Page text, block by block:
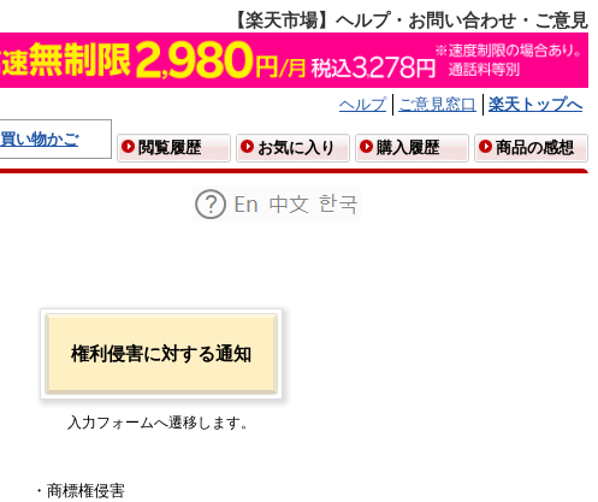
【楽天市場】ヘルプ・お問い合わせ・ご意見
ヘルプ ご意見窓口
楽天トップへ
買い物かご
閲覧履歴 お気に入り 購入履歴 商品の感想
権利侵害に対する通知
入力フォームへ遷移します。
・商標権侵害